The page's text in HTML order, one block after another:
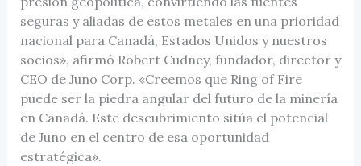
seguras y aliadas de estos metales en una prioridad
nacional para Canadá, Estados Unidos y nuestros
socios», afirmó Robert Cudney, fundador, director y
CEO de Juno Corp. «Creemos que Ring of Fire
puede ser la piedra angular del futuro de la minería
en Canadá. Este descubrimiento sitúa el potencial
de Juno en el centro de esa oportunidad
estratégica».